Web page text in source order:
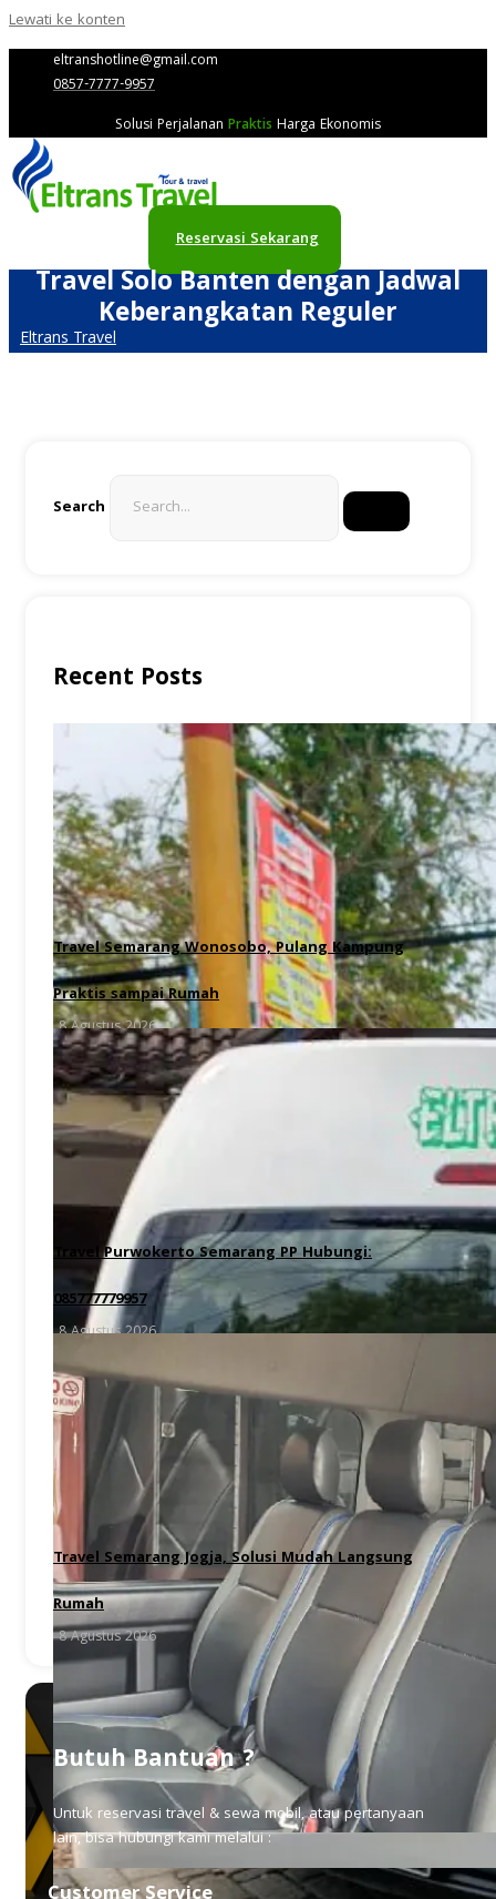
Lewati ke konten
eltranshotline@gmail.com
0857-7777-9957
Solusi Perjalanan Praktis Harga Ekonomis
Reservasi Sekarang
Travel Solo Banten dengan Jadwal
Keberangkatan Reguler
Eltrans Travel
Search
Recent Posts
Travel Semarang Wonosobo, Pulang Kampung
Praktis sampai Rumah
8 Agustus 2026
Travel Purwokerto Semarang PP Hubungi:
085777779957
8 Agustus 2026
Travel Semarang Jogja, Solusi Mudah Langsung
Rumah
8 Agustus 2026
Butuh Bantuan ?
Untuk reservasi travel & sewa mobil, atau pertanyaan
lain, bisa hubungi kami melalui :